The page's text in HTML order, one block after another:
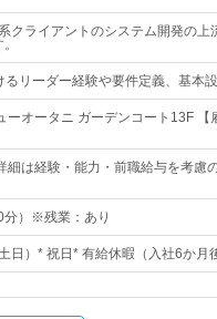
クライアントのシステム開発の上
リーダー経験や要件定義、基本
オータニ ガーデンコート13F 【
は経験・能力・前職給与を考慮
分）※残業：あり
日）* 祝日* 有給休暇（入社6か